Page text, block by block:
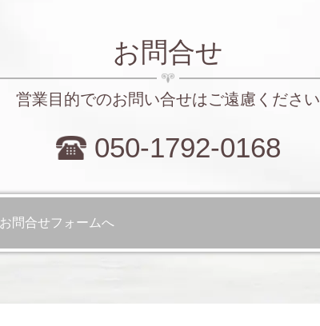
お問合せ
営業目的でのお問い合せはご遠慮ください
050-1792-0168
お問合せフォームへ